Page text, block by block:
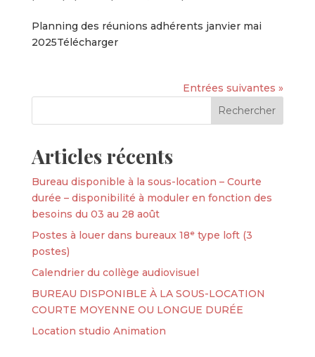
Planning des réunions adhérents janvier mai
2025Télécharger
Entrées suivantes »
Articles récents
Bureau disponible à la sous-location – Courte
durée – disponibilité à moduler en fonction des
besoins du 03 au 28 août
Postes à louer dans bureaux 18ᵉ type loft (3
postes)
Calendrier du collège audiovisuel
BUREAU DISPONIBLE À LA SOUS-LOCATION
COURTE MOYENNE OU LONGUE DURÉE
Location studio Animation